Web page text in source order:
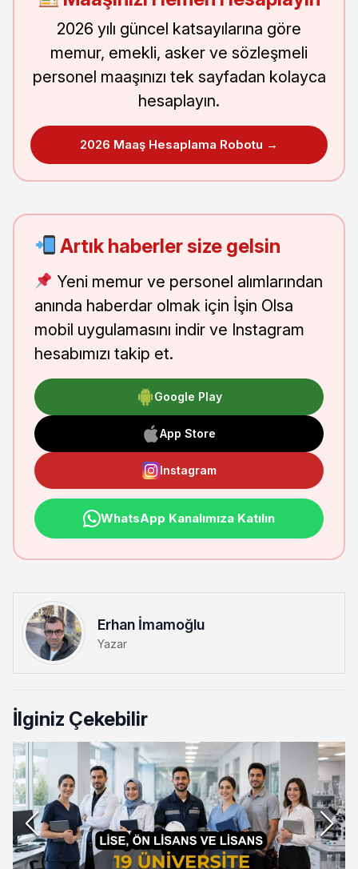
2026 yılı güncel katsayılarına göre
memur, emekli, asker ve sözleşmeli
personel maaşınızı tek sayfadan kolayca
hesaplayın.
2026 Maaş Hesaplama Robotu →
Artık haberler size gelsin
Yeni memur ve personel alımlarından
anında haberdar olmak için İşin Olsa
mobil uygulamasını indir ve Instagram
hesabımızı takip et.
Google Play
App Store
Instagram
WhatsApp Kanalımıza Katılın
Erhan İmamoğlu
Yazar
İlginiz Çekebilir